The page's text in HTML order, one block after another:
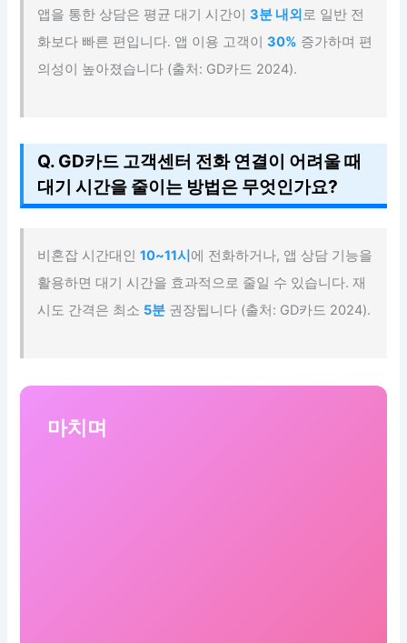
앱을 통한 상담은 평균 대기 시간이3분 내외 로 일반 전
화보다 빠른 편입니다. 앱 이용 고객이30% 증가하며 편
의성이 높아졌습니다 (출처: GD카드 2024).
Q. GD카드 고객센터 전화 연결이 어려울 때
대기 시간을 줄이는 방법은 무엇인가요?
비혼잡 시간대인10~11시에 전화하거나, 앱 상담 기능을
활용하면 대기 시간을 효과적으로 줄일 수 있습니다. 재
시도 간격은 최소 5분 권장됩니다 (출처: GD카드 2024).
마치며